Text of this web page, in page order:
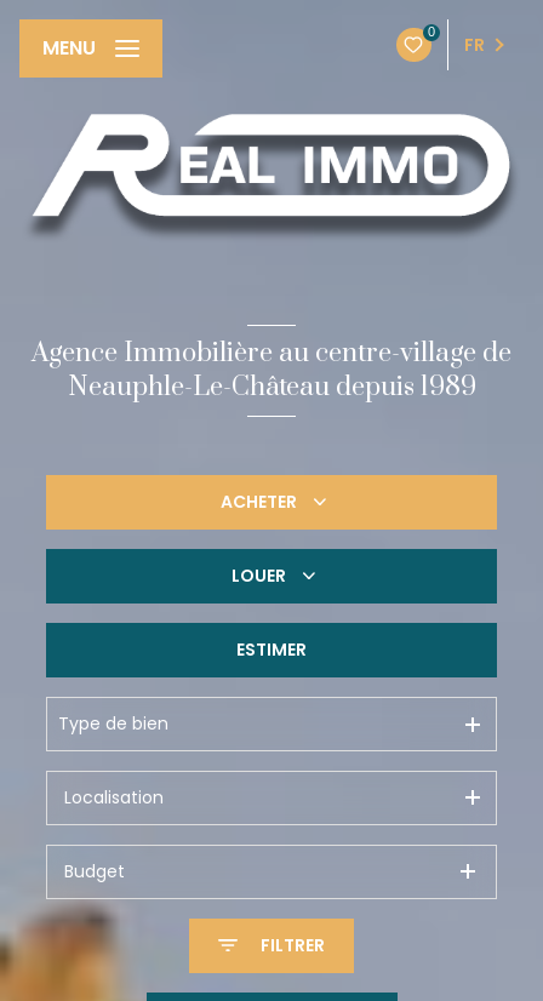
0
FR
MENU
Agence Immobilière au centre-village de
Neauphle-Le-Château depuis 1989
ACHETER
De l'immo pro
LOUER
De l'immo pro
ESTIMER
Type de bien
Budget
FILTRER